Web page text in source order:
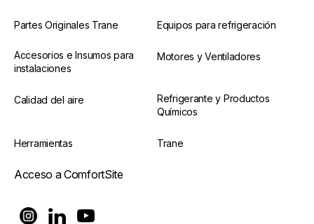
Partes Originales Trane Equipos para refrigeración
Accesorios e Insumos para
instalaciones
Motores y Ventiladores
Calidad del aire
Refrigerante y Productos
Químicos
Herramientas Trane
Acceso a ComfortSite